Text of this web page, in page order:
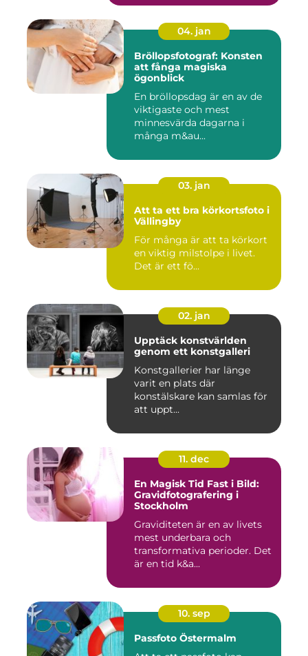
04. jan
Bröllopsfotograf: Konsten
att fånga magiska
ögonblick
En bröllopsdag är en av de
viktigaste och mest
minnesvärda dagarna i
många m&au...
03. jan
Att ta ett bra körkortsfoto i
Vällingby
För många är att ta körkort
en viktig milstolpe i livet.
Det är ett fö...
02. jan
Upptäck konstvärlden
genom ett konstgalleri
Konstgallerier har länge
varit en plats där
konstälskare kan samlas för
att uppt...
11. dec
En Magisk Tid Fast i Bild:
Gravidfotografering i
Stockholm
Graviditeten är en av livets
mest underbara och
transformativa perioder. Det
är en tid k&a...
10. sep
Passfoto Östermalm